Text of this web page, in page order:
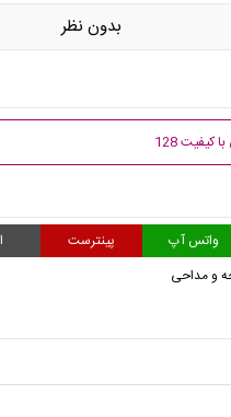
بدون نظر
کیفیت 128
واتس آپ پینترست
و مداحی